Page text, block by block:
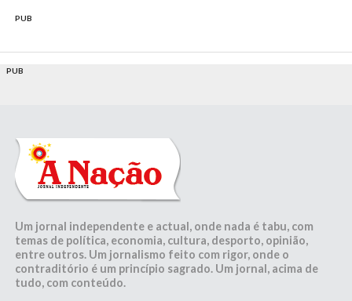
PUB
PUB
Um jornal independente e actual, onde nada é tabu, com
temas de política, economia, cultura, desporto, opinião,
entre outros. Um jornalismo feito com rigor, onde o
contraditório é um princípio sagrado. Um jornal, acima de
tudo, com conteúdo.